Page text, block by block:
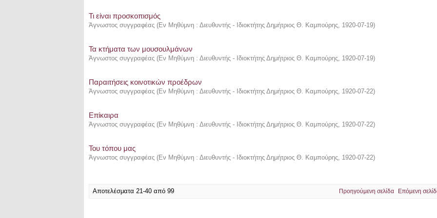
Τι είναι προσκοπισμός
Άγνωστος συγγραφέας (Εν Μηθύμνη : Διευθυντής - Ιδιοκτήτης Δημήτριος Θ. Καμπούρης, 1920-07-19)
Τα κτήματα των μουσουλμάνων
Άγνωστος συγγραφέας (Εν Μηθύμνη : Διευθυντής - Ιδιοκτήτης Δημήτριος Θ. Καμπούρης, 1920-07-19)
Παραιτήσεις κοινοτικών προέδρων
Άγνωστος συγγραφέας (Εν Μηθύμνη : Διευθυντής - Ιδιοκτήτης Δημήτριος Θ. Καμπούρης, 1920-07-22)
Επίκαιρα
Άγνωστος συγγραφέας (Εν Μηθύμνη : Διευθυντής - Ιδιοκτήτης Δημήτριος Θ. Καμπούρης, 1920-07-22)
Του τόπου μας
Άγνωστος συγγραφέας (Εν Μηθύμνη : Διευθυντής - Ιδιοκτήτης Δημήτριος Θ. Καμπούρης, 1920-07-22)
Αποτελέσματα 21-40 από 99 Προηγούμενη σελίδα Επόμενη